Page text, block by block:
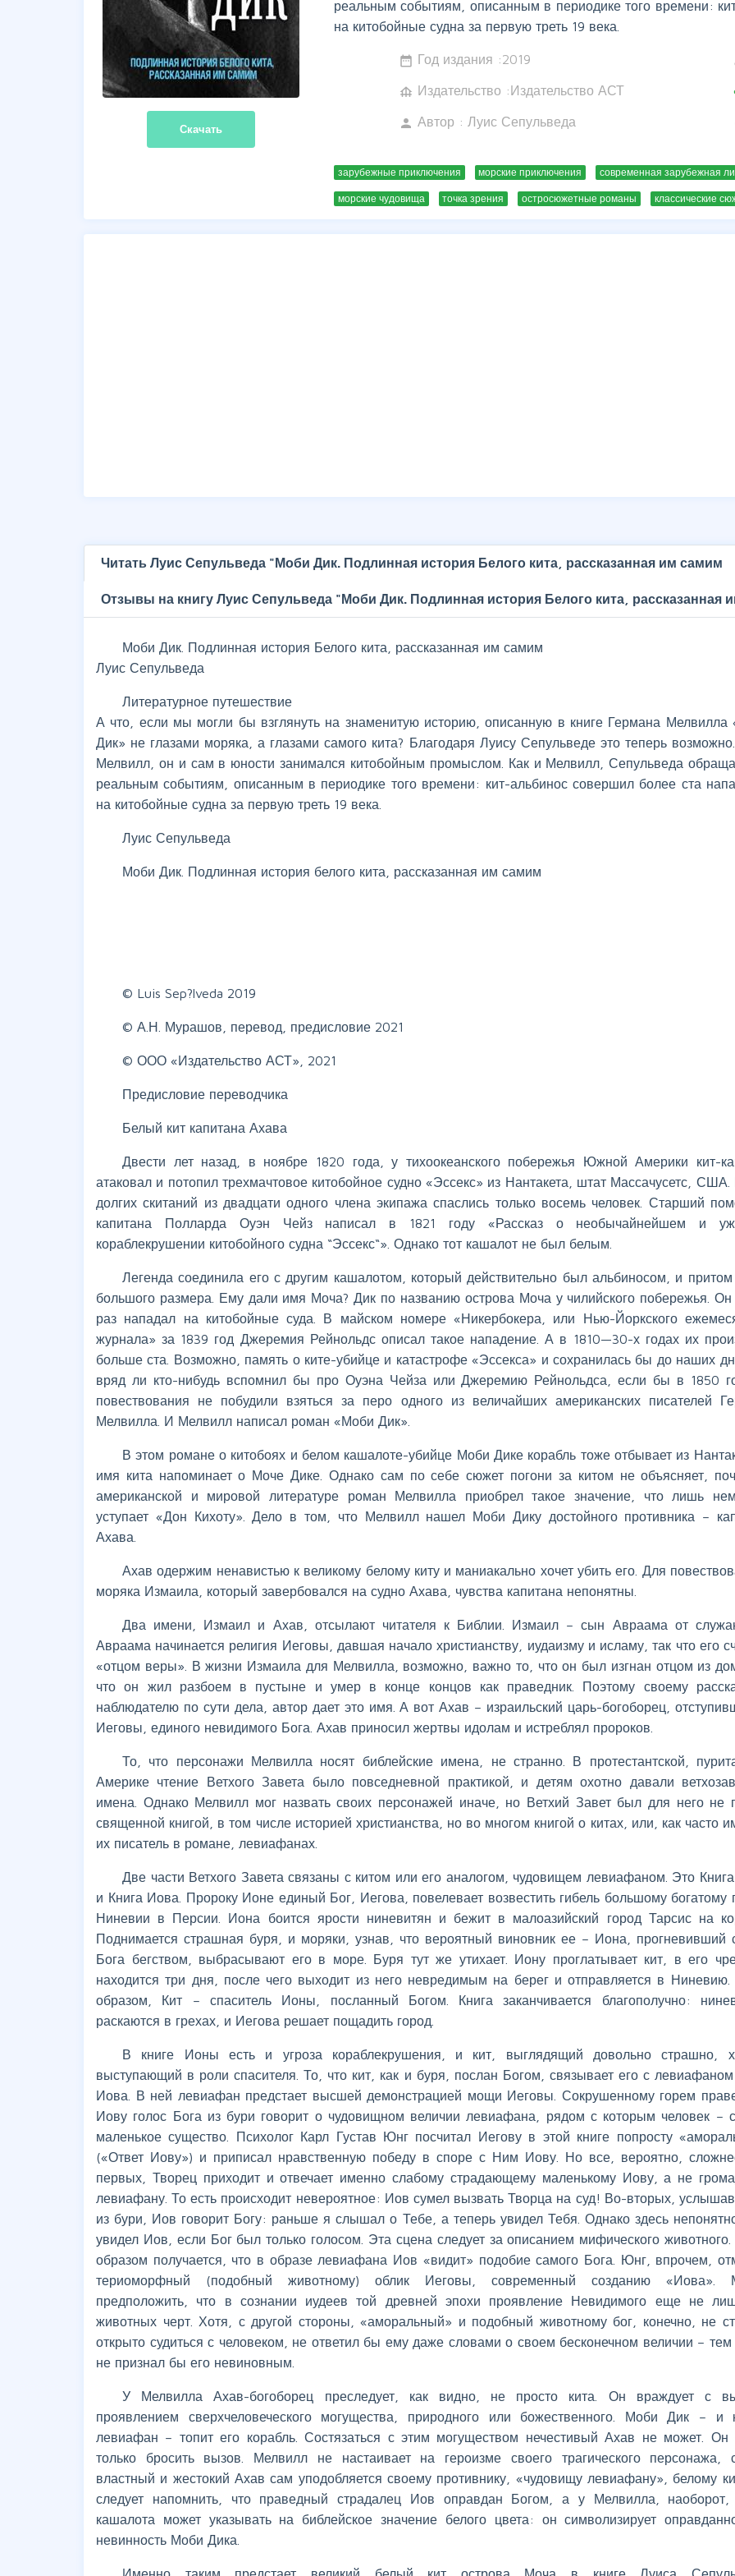
Скачать
реальным событиям, описанным в периодике того времени:
на китобойные судна за первую треть 19 века.
date_range Год издания :2019
foundation Издательство :Издательство АСТ
person Автор : Луис Сепульведа
зарубежные приключения морские приключения современная зарубежная
морские чудовища точка зрения остросюжетные романы классические
Читать Луис Сепульведа "Моби Дик. Подлинная история Белого кита, рассказанная им самим
Отзывы на книгу Луис Сепульведа "Моби Дик. Подлинная история Белого кита, рассказанная
Моби Дик. Подлинная история Белого кита, рассказанная им самим
Луис Сепульведа
Литературное путешествие
А что, если мы могли бы взглянуть на знаменитую историю, описанную в книге Германа Мелвилла
Дик» не глазами моряка, а глазами самого кита? Благодаря Луису Сепульведе это теперь
Мелвилл, он и сам в юности занимался китобойным промыслом. Как и Мелвилл, Сепульведа
реальным событиям, описанным в периодике того времени: кит-альбинос совершил более ста
на китобойные судна за первую треть 19 века.
Луис Сепульведа
Моби Дик. Подлинная история белого кита, рассказанная им самим
© Luis Sep?lveda 2019
© А.Н. Мурашов, перевод, предисловие 2021
© ООО «Издательство АСТ», 2021
Предисловие переводчика
Белый кит капитана Ахава
Двести лет назад, в ноябре 1820 года, у тихоокеанского побережья Южной Америки кит-
атаковал и потопил трехмачтовое китобойное судно «Эссекс» из Нантакета, штат Массачусетс,
долгих скитаний из двадцати одного члена экипажа спаслись только восемь человек. Старший
капитана Полларда Оуэн Чейз написал в 1821 году «Рассказ о необычайнейшем и
кораблекрушении китобойного судна “Эссекс“». Однако тот кашалот не был белым.
Легенда соединила его с другим кашалотом, который действительно был альбиносом, и притом
большого размера. Ему дали имя Моча? Дик по названию острова Моча у чилийского побережья. Он
раз нападал на китобойные суда. В майском номере «Никербокера, или Нью-Йоркского
журнала» за 1839 год Джеремия Рейнольдс описал такое нападение. А в 1810—30-х годах их
больше ста. Возможно, память о ките-убийце и катастрофе «Эссекса» и сохранилась бы до наших
вряд ли кто-нибудь вспомнил бы про Оуэна Чейза или Джеремию Рейнольдса, если бы в 1850
повествования не побудили взяться за перо одного из величайших американских писателей
Мелвилла. И Мелвилл написал роман «Моби Дик».
В этом романе о китобоях и белом кашалоте-убийце Моби Дике корабль тоже отбывает из
имя кита напоминает о Моче Дике. Однако сам по себе сюжет погони за китом не объясняет,
американской и мировой литературе роман Мелвилла приобрел такое значение, что лишь
уступает «Дон Кихоту». Дело в том, что Мелвилл нашел Моби Дику достойного противника –
Ахава.
Ахав одержим ненавистью к великому белому киту и маниакально хочет убить его. Для
моряка Измаила, который завербовался на судно Ахава, чувства капитана непонятны.
Два имени, Измаил и Ахав, отсылают читателя к Библии. Измаил – сын Авраама от
Авраама начинается религия Иеговы, давшая начало христианству, иудаизму и исламу, так что его
«отцом веры». В жизни Измаила для Мелвилла, возможно, важно то, что он был изгнан отцом из
что он жил разбоем в пустыне и умер в конце концов как праведник. Поэтому своему
наблюдателю по сути дела, автор дает это имя. А вот Ахав – израильский царь-богоборец,
Иеговы, единого невидимого Бога. Ахав приносил жертвы идолам и истреблял пророков.
То, что персонажи Мелвилла носят библейские имена, не странно. В протестантской,
Америке чтение Ветхого Завета было повседневной практикой, и детям охотно давали
имена. Однако Мелвилл мог назвать своих персонажей иначе, но Ветхий Завет был для него не
священной книгой, в том числе историей христианства, но во многом книгой о китах, или, как часто
их писатель в романе, левиафанах.
Две части Ветхого Завета связаны с китом или его аналогом, чудовищем левиафаном. Это
и Книга Иова. Пророку Ионе единый Бог, Иегова, повелевает возвестить гибель большому богатому
Ниневии в Персии. Иона боится ярости ниневитян и бежит в малоазийский город Тарсис на
Поднимается страшная буря, и моряки, узнав, что вероятный виновник ее – Иона, прогневивший
Бога бегством, выбрасывают его в море. Буря тут же утихает. Иону проглатывает кит, в его
находится три дня, после чего выходит из него невредимым на берег и отправляется в Ниневию.
образом, Кит – спаситель Ионы, посланный Богом. Книга заканчивается благополучно:
раскаются в грехах, и Иегова решает пощадить город.
В книге Ионы есть и угроза кораблекрушения, и кит, выглядящий довольно страшно,
выступающий в роли спасителя. То, что кит, как и буря, послан Богом, связывает его с левиафаном
Иова. В ней левиафан предстает высшей демонстрацией мощи Иеговы. Сокрушенному горем
Иову голос Бога из бури говорит о чудовищном величии левиафана, рядом с которым человек –
маленькое существо. Психолог Карл Густав Юнг посчитал Иегову в этой книге попросту
(«Ответ Иову») и приписал нравственную победу в споре с Ним Иову. Но все, вероятно,
первых, Творец приходит и отвечает именно слабому страдающему маленькому Иову, а не
левиафану. То есть происходит невероятное: Иов сумел вызвать Творца на суд! Во-вторых,
из бури, Иов говорит Богу: раньше я слышал о Тебе, а теперь увидел Тебя. Однако здесь
увидел Иов, если Бог был только голосом. Эта сцена следует за описанием мифического животного.
образом получается, что в образе левиафана Иов «видит» подобие самого Бога. Юнг, впрочем,
териоморфный (подобный животному) облик Иеговы, современный созданию «Иова».
предположить, что в сознании иудеев той древней эпохи проявление Невидимого еще не
животных черт. Хотя, с другой стороны, «аморальный» и подобный животному бог, конечно, не
открыто судиться с человеком, не ответил бы ему даже словами о своем бесконечном величии –
не признал бы его невиновным.
У Мелвилла Ахав-богоборец преследует, как видно, не просто кита. Он враждует с
проявлением сверхчеловеческого могущества, природного или божественного. Моби Дик – и
левиафан – топит его корабль. Состязаться с этим могуществом нечестивый Ахав не может. Он
только бросить вызов. Мелвилл не настаивает на героизме своего трагического персонажа,
властный и жестокий Ахав сам уподобляется своему противнику, «чудовищу левиафану», белому
следует напомнить, что праведный страдалец Иов оправдан Богом, а у Мелвилла, наоборот,
кашалота может указывать на библейское значение белого цвета: он символизирует
невинность Моби Дика.